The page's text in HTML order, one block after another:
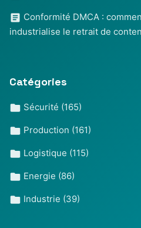
Conformité DMCA :
industrialise le retrait de
Catégories
Sécurité (165)
Production (161)
Logistique (115)
Energie (86)
Industrie (39)